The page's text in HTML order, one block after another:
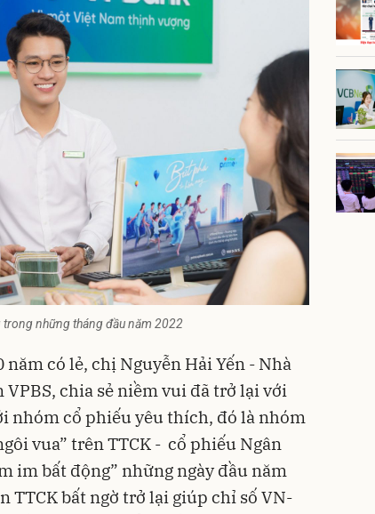
trong những tháng đầu năm 2022
năm có lẻ, chị Nguyễn Hải Yến - Nhà
chia sẻ niềm vui đã trở lại với
nhóm cổ phiếu yêu thích, đó là nhóm
vua” trên TTCK - cổ phiếu Ngân
im bất động” những ngày đầu năm
TTCK bất ngờ trở lại giúp chỉ số VN-